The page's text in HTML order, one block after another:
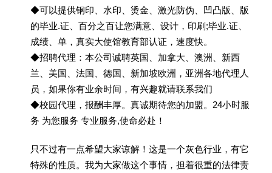
◆可以提供钢印、水印、烫金、激光防伪、凹凸版、版
的毕业.证、百分之百让您满意、设计，印刷;毕业.证、
成绩、单，真实大使馆教育部认证，速度快。
◆招聘代理：本公司诚聘英国、加拿大、澳洲、新西
兰、美国、法国、德国、新加坡欧洲，亚洲各地代理人
员，如果你有业余时间，有兴趣就请联系我们
◆校园代理，报酬丰厚。真诚期待您的加盟。24小时服
务 为您服务 专业服务,使命必赴！
只不过有一点希望大家谅解！这是一个灰色行业，有它
特殊的性质。我为大家做这个事情，担着很重的法律责